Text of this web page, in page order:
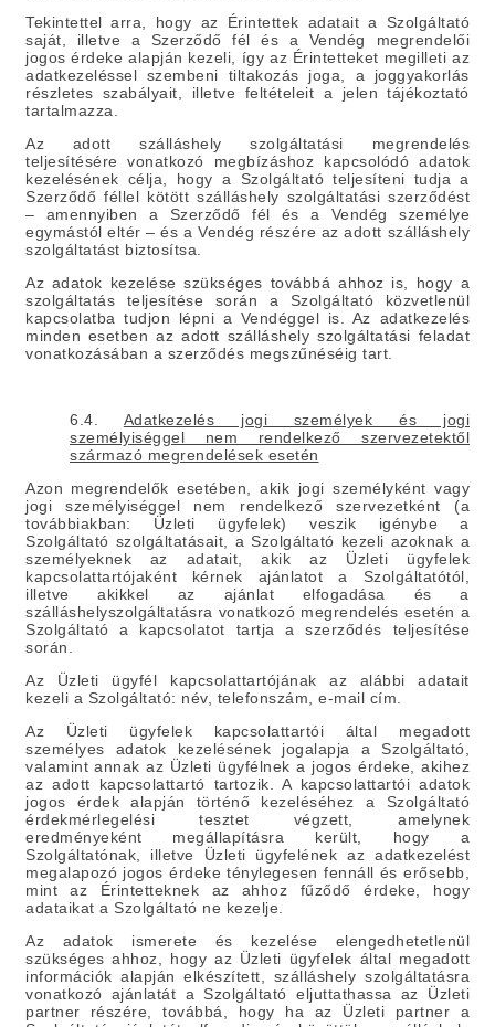
Tekintettel arra, hogy az Érintettek adatait a Szolgáltató
saját, illetve a Szerződő fél és a Vendég megrendelői
jogos érdeke alapján kezeli, így az Érintetteket megilleti az
adatkezeléssel szembeni tiltakozás joga, a joggyakorlás
részletes szabályait, illetve feltételeit a jelen tájékoztató
tartalmazza.
Az adott szálláshely szolgáltatási megrendelés
teljesítésére vonatkozó megbízáshoz kapcsolódó adatok
kezelésének célja, hogy a Szolgáltató teljesíteni tudja a
Szerződő féllel kötött szálláshely szolgáltatási szerződést
– amennyiben a Szerződő fél és a Vendég személye
egymástól eltér – és a Vendég részére az adott szálláshely
szolgáltatást biztosítsa.
Az adatok kezelése szükséges továbbá ahhoz is, hogy a
szolgáltatás teljesítése során a Szolgáltató közvetlenül
kapcsolatba tudjon lépni a Vendéggel is. Az adatkezelés
minden esetben az adott szálláshely szolgáltatási feladat
vonatkozásában a szerződés megszűnéséig tart.
6.4. Adatkezelés jogi személyek és jogi
személyiséggel nem rendelkező szervezetektől
származó megrendelések esetén
Azon megrendelők esetében, akik jogi személyként vagy
jogi személyiséggel nem rendelkező szervezetként (a
továbbiakban: Üzleti ügyfelek) veszik igénybe a
Szolgáltató szolgáltatásait, a Szolgáltató kezeli azoknak a
személyeknek az adatait, akik az Üzleti ügyfelek
kapcsolattartójaként kérnek ajánlatot a Szolgáltatótól,
illetve akikkel az ajánlat elfogadása és a
szálláshelyszolgáltatásra vonatkozó megrendelés esetén a
Szolgáltató a kapcsolatot tartja a szerződés teljesítése
során.
Az Üzleti ügyfél kapcsolattartójának az alábbi adatait
kezeli a Szolgáltató: név, telefonszám, e-mail cím.
Az Üzleti ügyfelek kapcsolattartói által megadott
személyes adatok kezelésének jogalapja a Szolgáltató,
valamint annak az Üzleti ügyfélnek a jogos érdeke, akihez
az adott kapcsolattartó tartozik. A kapcsolattartói adatok
jogos érdek alapján történő kezeléséhez a Szolgáltató
érdekmérlegelési tesztet végzett, amelynek
eredményeként megállapításra került, hogy a
Szolgáltatónak, illetve Üzleti ügyfelének az adatkezelést
megalapozó jogos érdeke ténylegesen fennáll és erősebb,
mint az Érintetteknek az ahhoz fűződő érdeke, hogy
adataikat a Szolgáltató ne kezelje.
Az adatok ismerete és kezelése elengedhetetlenül
szükséges ahhoz, hogy az Üzleti ügyfelek által megadott
információk alapján elkészített, szálláshely szolgáltatásra
vonatkozó ajánlatát a Szolgáltató eljuttathassa az Üzleti
partner részére, továbbá, hogy ha az Üzleti partner a